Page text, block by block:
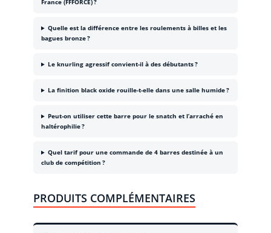
France (FFFORCE) ?
Quelle est la différence entre les roulements à billes et les
bagues bronze ?
Le knurling agressif convient-il à des débutants ?
La finition black oxide rouille-t-elle dans une salle humide ?
Peut-on utiliser cette barre pour le snatch et l’arraché en
haltérophilie ?
Quel tarif pour une commande de 4 barres destinée à un
club de compétition ?
PRODUITS COMPLÉMENTAIRES